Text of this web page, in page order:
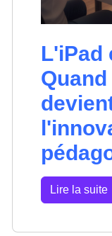
L'iPad
Lire la suite